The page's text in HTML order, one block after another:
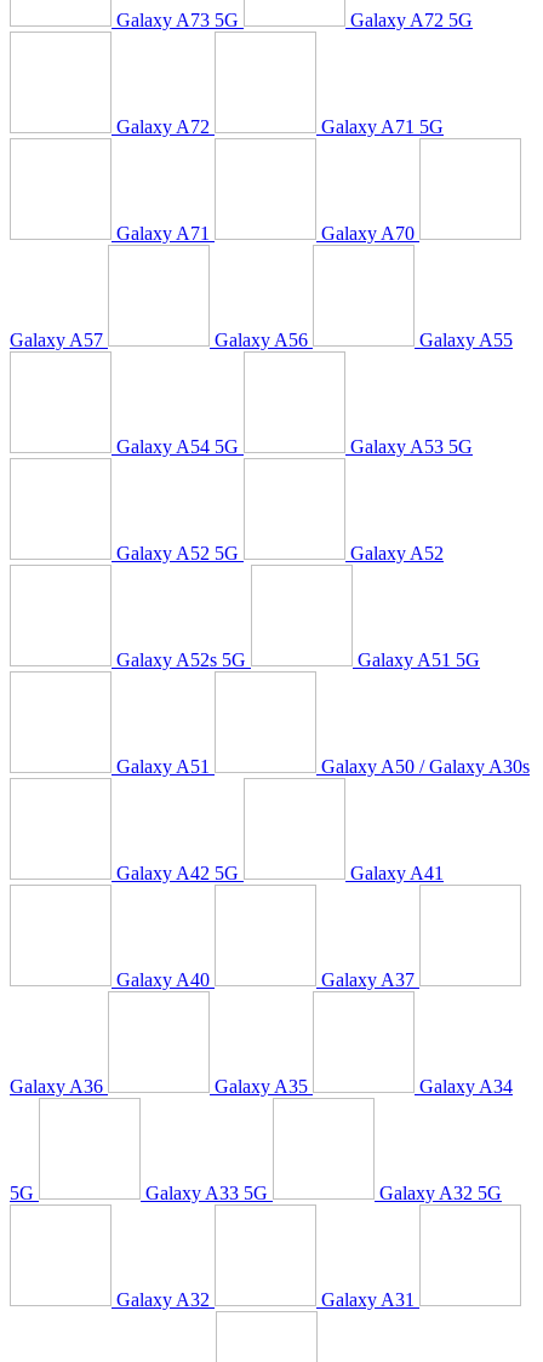
Galaxy A73 5G Galaxy A72 5G
Galaxy A72 Galaxy A71 5G
Galaxy A71 Galaxy A70
Galaxy A57 Galaxy A56 Galaxy A55
Galaxy A54 5G Galaxy A53 5G
Galaxy A52 5G Galaxy A52
Galaxy A52s 5G Galaxy A51 5G
Galaxy A51 Galaxy A50 / Galaxy A30s
Galaxy A42 5G Galaxy A41
Galaxy A40 Galaxy A37
Galaxy A36 Galaxy A35 Galaxy A34
5G Galaxy A33 5G Galaxy A32 5G
Galaxy A32 Galaxy A31